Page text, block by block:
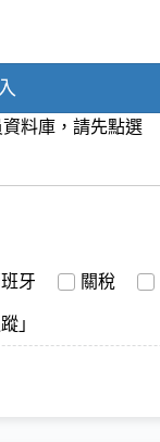
料庫，請先點選
牙 關稅
」